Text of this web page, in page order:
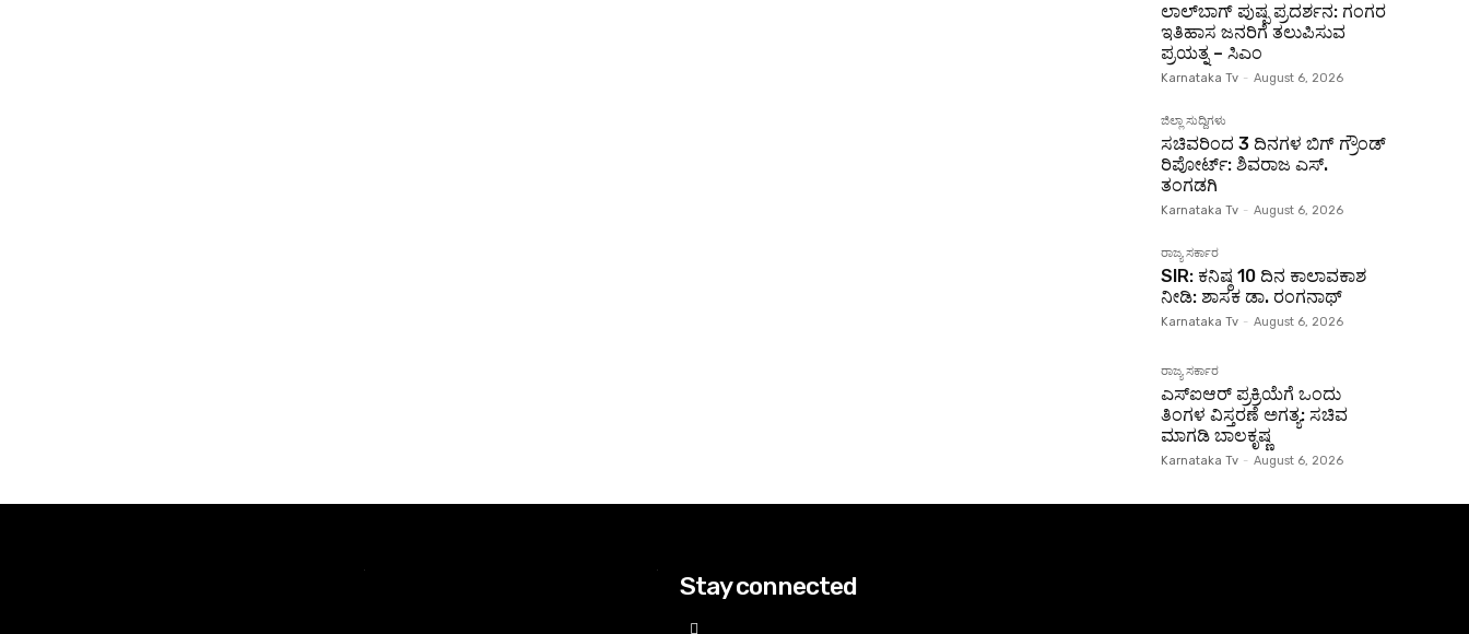
ಲಾಲ್‌ಬಾಗ್ ಪುಷ್ಪ ಪ್ರದರ್ಶನ: ಗಂಗರ
ಇತಿಹಾಸ ಜನರಿಗೆ ತಲುಪಿಸುವ
ಪ್ರಯತ್ನ – ಸಿಎಂ
Karnataka Tv - August 6, 2026
ಜಿಲ್ಲಾ ಸುದ್ದಿಗಳು
ಸಚಿವರಿಂದ 3 ದಿನಗಳ ಬಿಗ್ ಗ್ರೌಂಡ್
ರಿಪೋರ್ಟ್: ಶಿವರಾಜ ಎಸ್.
ತಂಗಡಗಿ
Karnataka Tv - August 6, 2026
ರಾಜ್ಯ ಸರ್ಕಾರ
SIR: ಕನಿಷ್ಠ 10 ದಿನ ಕಾಲಾವಕಾಶ
ನೀಡಿ: ಶಾಸಕ ಡಾ. ರಂಗನಾಥ್
Karnataka Tv - August 6, 2026
ರಾಜ್ಯ ಸರ್ಕಾರ
ಎಸ್‌ಐಆರ್ ಪ್ರಕ್ರಿಯೆಗೆ ಒಂದು
ತಿಂಗಳ ವಿಸ್ತರಣೆ ಅಗತ್ಯ: ಸಚಿವ
ಮಾಗಡಿ ಬಾಲಕೃಷ್ಣ
Karnataka Tv - August 6, 2026
Stay connected